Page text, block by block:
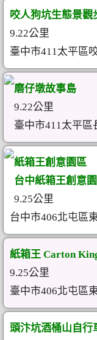
咬人狗坑生態景觀
9.22公里
臺中市411太平區
磨仔墩故事島
9.22公里
臺中市411太平區
紙箱王創意園區
台中紙箱王創意
9.25公里
台中市406北屯區
紙箱王 Carton
9.25公里
臺中市406北屯區
頭汴坑酒桶山自行